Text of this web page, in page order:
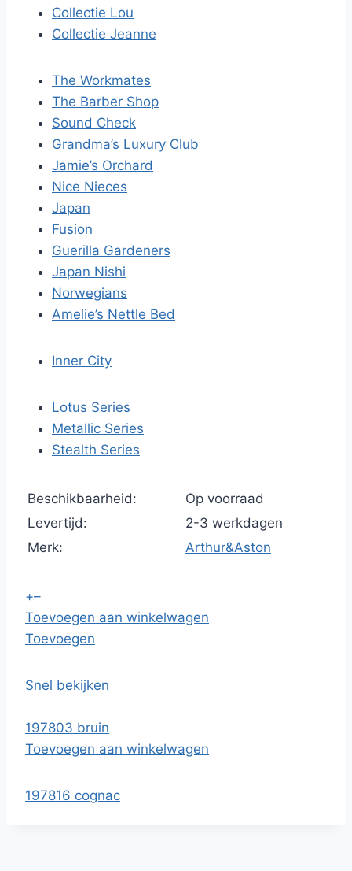
Collectie Lou
Collectie Jeanne
The Workmates
The Barber Shop
Sound Check
Grandma’s Luxury Club
Jamie’s Orchard
Nice Nieces
Japan
Fusion
Guerilla Gardeners
Japan Nishi
Norwegians
Amelie’s Nettle Bed
Inner City
Lotus Series
Metallic Series
Stealth Series
Beschikbaarheid:
Op voorraad
Levertijd:
2-3 werkdagen
Merk:
Arthur&Aston
+–
Toevoegen aan winkelwagen
Toevoegen
Snel bekijken
197803 bruin
Toevoegen aan winkelwagen
197816 cognac